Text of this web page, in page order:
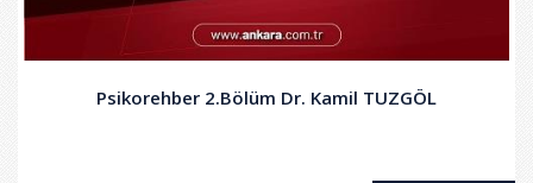
Psikorehber 2.Bölüm Dr. Kamil TUZGÖL